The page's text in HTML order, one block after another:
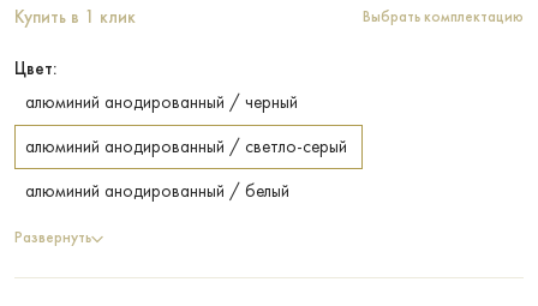
Купить в 1 клик Выбрать комплектацию
Цвет:
алюминий анодированный / черный
алюминий анодированный / светло-серый
алюминий анодированный / белый
Развернуть